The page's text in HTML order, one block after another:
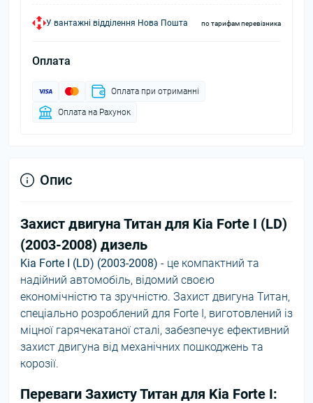
У вантажні відділення Нова Пошта по тарифам перевізника
Оплата
Оплата при отриманні
Оплата на Рахунок
Опис
Захист двигуна Титан для Kia Forte I (LD)
(2003-2008) дизель
Kia Forte I (LD) (2003-2008) - це компактний та
надійний автомобіль, відомий своєю
економічністю та зручністю. Захист двигуна Титан,
спеціально розроблений для Forte I, виготовлений із
міцної гарячекатаної сталі, забезпечує ефективний
захист двигуна від механічних пошкоджень та
корозії.
Переваги Захисту Титан для Kia Forte I: